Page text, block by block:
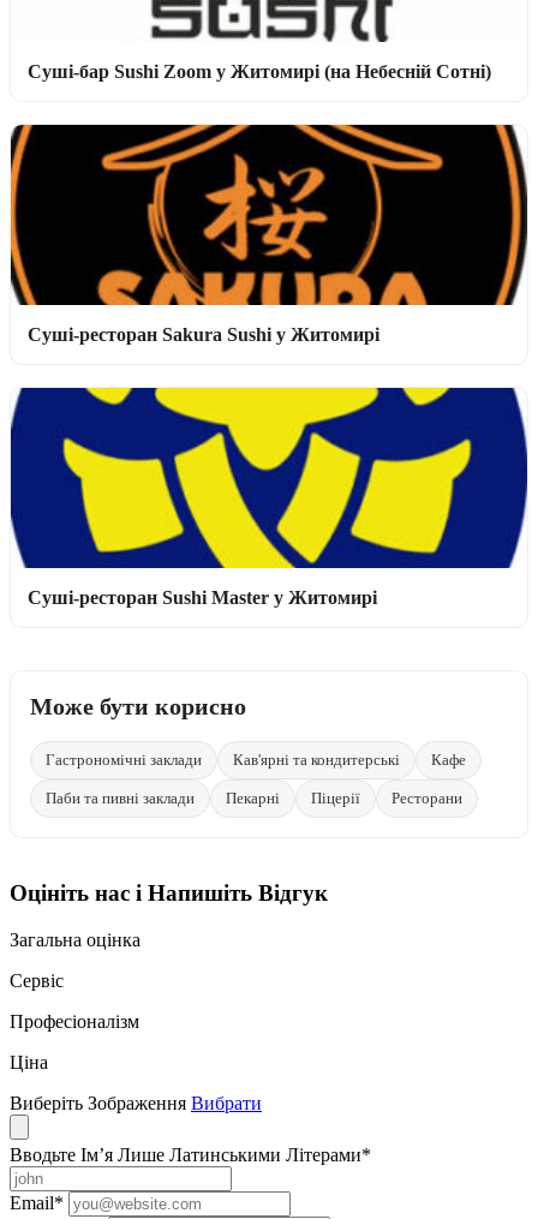
Суші-бар Sushi Zoom у Житомирі (на Небесній Сотні)
Суші-ресторан Sakura Sushi у Житомирі
Суші-ресторан Sushi Master у Житомирі
Може бути корисно
Гастрономічні заклади Кав'ярні та кондитерські Кафе
Паби та пивні заклади Пекарні Піцерії Ресторани
Оцініть нас і Напишіть Відгук
Загальна оцінка
Сервіс
Професіоналізм
Ціна
Виберіть Зображення Вибрати
Вводьте Ім’я Лише Латинськими Літерами*
Email*